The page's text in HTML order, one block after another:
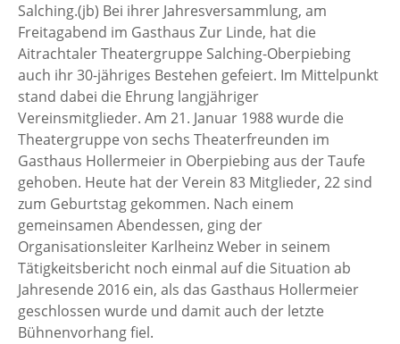
Salching.(jb) Bei ihrer Jahresversammlung, am
Freitagabend im Gasthaus Zur Linde, hat die
Aitrachtaler Theatergruppe Salching-Oberpiebing
auch ihr 30-jähriges Bestehen gefeiert. Im Mittelpunkt
stand dabei die Ehrung langjähriger
Vereinsmitglieder. Am 21. Januar 1988 wurde die
Theatergruppe von sechs Theaterfreunden im
Gasthaus Hollermeier in Oberpiebing aus der Taufe
gehoben. Heute hat der Verein 83 Mitglieder, 22 sind
zum Geburtstag gekommen. Nach einem
gemeinsamen Abendessen, ging der
Organisationsleiter Karlheinz Weber in seinem
Tätigkeitsbericht noch einmal auf die Situation ab
Jahresende 2016 ein, als das Gasthaus Hollermeier
geschlossen wurde und damit auch der letzte
Bühnenvorhang fiel.